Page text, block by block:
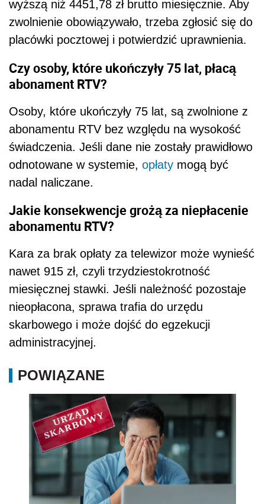
wyższą niż 4451,78 zł brutto miesięcznie. Aby
zwolnienie obowiązywało, trzeba zgłosić się do
placówki pocztowej i potwierdzić uprawnienia.
Czy osoby, które ukończyły 75 lat, płacą
abonament RTV?
Osoby, które ukończyły 75 lat, są zwolnione z
abonamentu RTV bez względu na wysokość
świadczenia. Jeśli dane nie zostały prawidłowo
odnotowane w systemie, opłaty mogą być
nadal naliczane.
Jakie konsekwencje grożą za niepłacenie
abonamentu RTV?
Kara za brak opłaty za telewizor może wynieść
nawet 915 zł, czyli trzydziestokrotność
miesięcznej stawki. Jeśli należność pozostaje
nieopłacona, sprawa trafia do urzędu
skarbowego i może dojść do egzekucji
administracyjnej.
POWIĄZANE